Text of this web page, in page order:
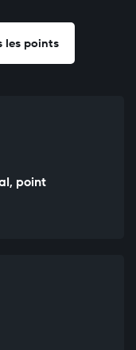
les points
point